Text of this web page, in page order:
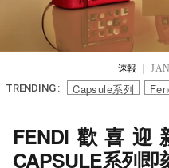
速報 ｜
TRENDING : Capsule系列
FENDI歡喜
CAPSULE系列即